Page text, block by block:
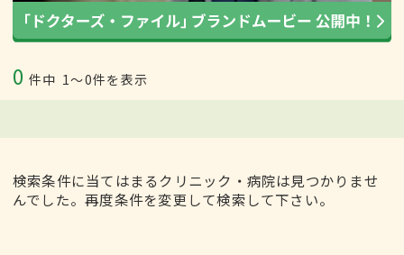
0 件中 1〜0件を表示
検索条件に当てはまるクリニック・病院は見つかりませ
んでした。再度条件を変更して検索して下さい。